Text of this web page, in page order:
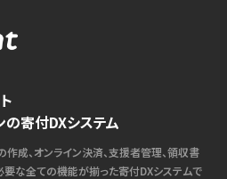
寄付DXシステム
成、オンライン決済、支援者管理、領収書
要な全ての機能が揃った寄付DXシステムで